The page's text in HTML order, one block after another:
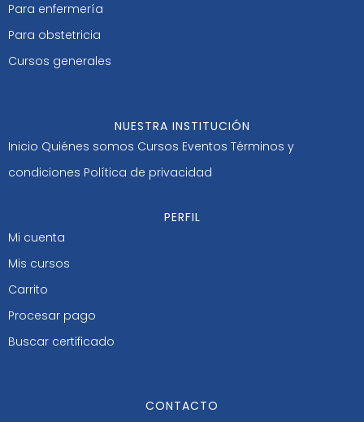
Para enfermería
Para obstetricia
Cursos generales
NUESTRA INSTITUCIÓN
Inicio Quiénes somos Cursos Eventos Términos y
condiciones Política de privacidad
PERFIL
Mi cuenta
Mis cursos
Carrito
Procesar pago
Buscar certificado
CONTACTO